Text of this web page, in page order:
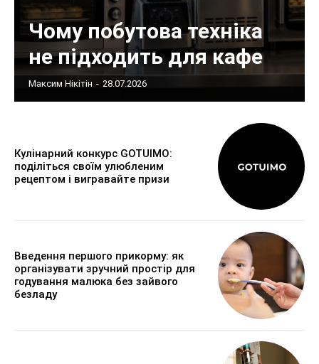
Чому побутова техніка
не підходить для кафе
Максим Нікітін - 28.07.2026
Кулінарний конкурс GOTUIMO:
поділіться своїм улюбленим
рецептом і вигравайте призи
Введення першого прикорму: як
організувати зручний простір для
годування малюка без зайвого
безладу